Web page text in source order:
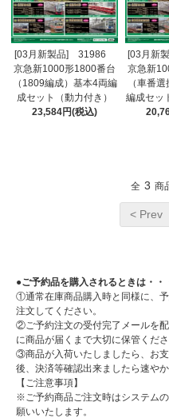
[03月新製品] 31986
京急新1000形1800番台
（1809編成）基本4両編
成セット（動力付き）
23,584円(税込)
[03月新
京急新
（車番
編成セッ
全 3 商
< Prev
●ご予約品を購入されるときは・・
①通常在庫商品購入時と同様に、
注文してください。
②ご予約注文の受付完了メールを
に商品が届くまで大切に保管くださ
③商品が入荷いたしましたら、お
後、決済等確認出来ましたら速や
【ご注意事項】
※ご予約商品ご注文時はシステム
願いいたします。